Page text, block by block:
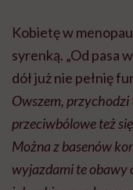
Kobietę w
syrenką. „Od pasa
dół już nie pełnię
Owszem, przychodzi
przeciwbólowe też
Można z basenów
wyjazdami te obawy